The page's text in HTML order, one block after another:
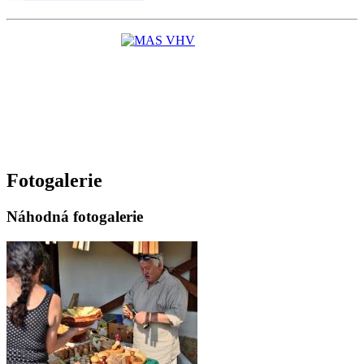
Fotogalerie
Náhodná fotogalerie